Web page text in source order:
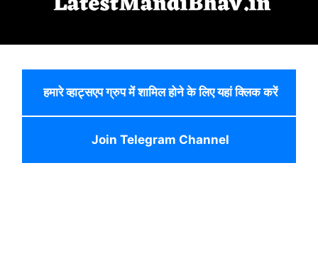
हमारे व्हाट्सएप ग्रुप में शामिल होने के लिए यहां क्लिक करें
Join Telegram Channel